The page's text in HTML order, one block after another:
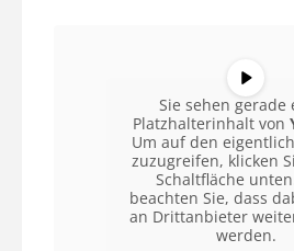
Sie sehen gerade
Platzhalterinhalt von
Um auf den
zuzugreifen, klicken
Schaltfläche
beachten Sie, dass
an Drittanbieter
werden.